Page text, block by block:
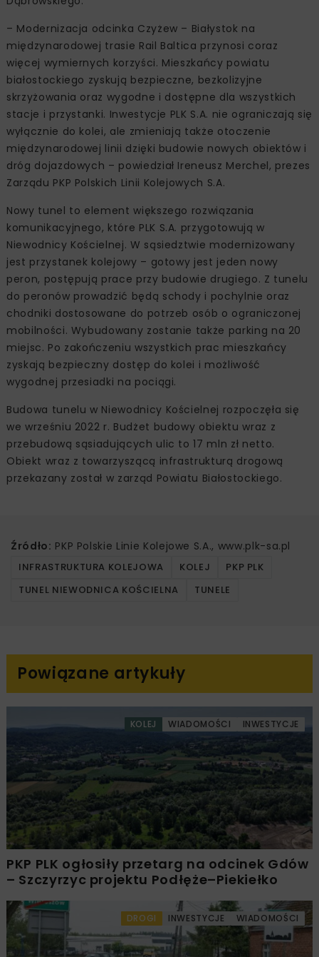
– Modernizacja odcinka Czyżew – Białystok na
międzynarodowej trasie Rail Baltica przynosi coraz
więcej wymiernych korzyści. Mieszkańcy powiatu
białostockiego zyskują bezpieczne, bezkolizyjne
skrzyżowania oraz wygodne i dostępne dla wszystkich
stacje i przystanki. Inwestycje PLK S.A. nie ograniczają się
wyłącznie do kolei, ale zmieniają także otoczenie
międzynarodowej linii dzięki budowie nowych obiektów i
dróg dojazdowych – powiedział Ireneusz Merchel, prezes
Zarządu PKP Polskich Linii Kolejowych S.A.
Nowy tunel to element większego rozwiązania
komunikacyjnego, które PLK S.A. przygotowują w
Niewodnicy Kościelnej. W sąsiedztwie modernizowany
jest przystanek kolejowy – gotowy jest jeden nowy
peron, postępują prace przy budowie drugiego. Z tunelu
do peronów prowadzić będą schody i pochylnie oraz
chodniki dostosowane do potrzeb osób o ograniczonej
mobilności. Wybudowany zostanie także parking na 20
miejsc. Po zakończeniu wszystkich prac mieszkańcy
zyskają bezpieczny dostęp do kolei i możliwość
wygodnej przesiadki na pociągi.
Budowa tunelu w Niewodnicy Kościelnej rozpoczęła się
we wrześniu 2022 r. Budżet budowy obiektu wraz z
przebudową sąsiadujących ulic to 17 mln zł netto.
Obiekt wraz z towarzyszącą infrastrukturą drogową
przekazany został w zarząd Powiatu Białostockiego.
Źródło: PKP Polskie Linie Kolejowe S.A., www.plk-sa.pl
INFRASTRUKTURA KOLEJOWA KOLEJ
PKP PLK
TUNEL NIEWODNICA KOŚCIELNA
TUNELE
Powiązane artykuły
KOLEJ WIADOMOŚCI INWESTYCJE
PKP PLK ogłosiły przetarg na odcinek Gdów
– Szczyrzyc projektu Podłęże–Piekiełko
DROGI INWESTYCJE WIADOMOŚCI